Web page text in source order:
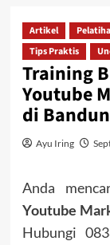
Artikel
Tips Praktis
Training
Youtube
di
Ayu Iring
Anda
Youtube
Hubungi